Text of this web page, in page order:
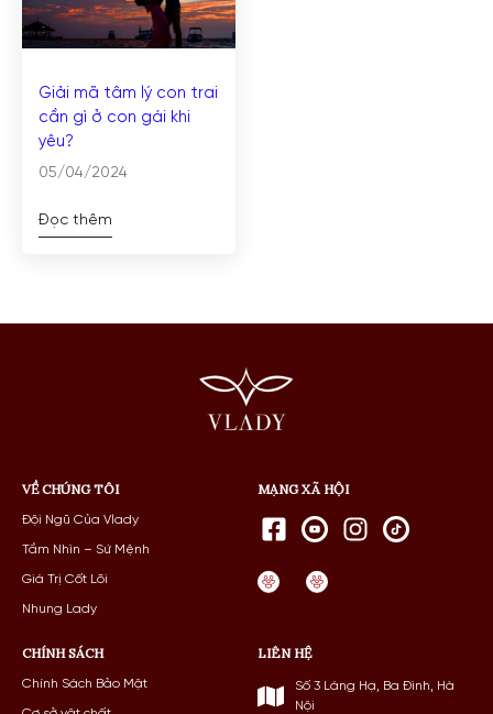
Giải mã tâm lý con trai
cần gì ở con gái khi
yêu?
05/04/2024
Đọc thêm
VỀ CHÚNG TÔI
Đội Ngũ Của Vlady
Tầm Nhìn – Sứ Mệnh
Giá Trị Cốt Lõi
Nhung Lady
CHÍNH SÁCH
Chính Sách Bảo Mật
LIÊN HỆ
Số 3 Láng Hạ, Ba Đình, Hà
Nội
MẠNG XÃ HỘI